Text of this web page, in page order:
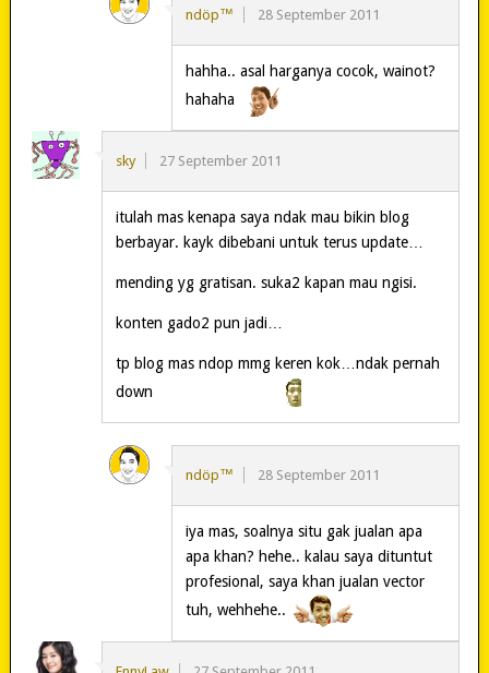
ndöp™ 28 September 2011
hahha.. asal harganya cocok, wainot?
hahaha
sky 27 September 2011
itulah mas kenapa saya ndak mau bikin blog
berbayar. kayk dibebani untuk terus update…
mending yg gratisan. suka2 kapan mau ngisi.
konten gado2 pun jadi…
tp blog mas ndop mmg keren kok…ndak pernah
down
ndöp™ 28 September 2011
iya mas, soalnya situ gak jualan apa
apa khan? hehe.. kalau saya dituntut
profesional, saya khan jualan vector
tuh, wehhehe..